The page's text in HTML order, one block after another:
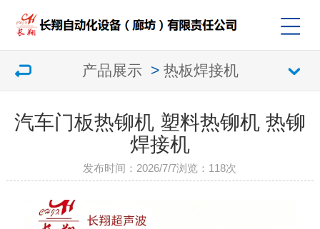
产品展示 > 热板焊接机
汽车门板热铆机 塑料热铆机 热铆
焊接机
发布时间：2026/7/7浏览： 118次